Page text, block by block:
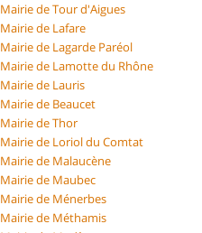
Mairie de Tour d'Aigues
Mairie de Lafare
Mairie de Lagarde Paréol
Mairie de Lamotte du Rhône
Mairie de Lauris
Mairie de Beaucet
Mairie de Thor
Mairie de Loriol du Comtat
Mairie de Malaucène
Mairie de Maubec
Mairie de Ménerbes
Mairie de Méthamis